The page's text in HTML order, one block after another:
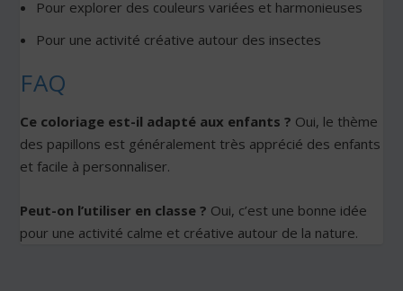
Pour explorer des couleurs variées et harmonieuses
Pour une activité créative autour des insectes
FAQ
Ce coloriage est-il adapté aux enfants ? Oui, le thème
des papillons est généralement très apprécié des enfants
et facile à personnaliser.
Peut-on l’utiliser en classe ? Oui, c’est une bonne idée
pour une activité calme et créative autour de la nature.